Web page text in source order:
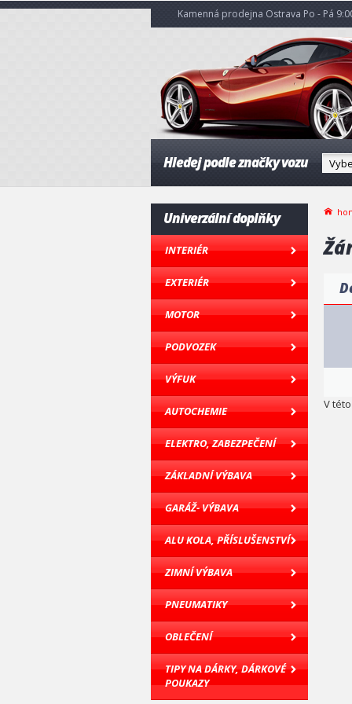
Kamenná prodejna Ostrava Po - Pá
Hledej podle značky vozu
Univerzální doplňky
INTERIÉR
EXTERIÉR
MOTOR
PODVOZEK
VÝFUK
AUTOCHEMIE
ELEKTRO, ZABEZPEČENÍ
ZÁKLADNÍ VÝBAVA
GARÁŽ- VÝBAVA
ALU KOLA, PŘÍSLUŠENSTVÍ
ZIMNÍ VÝBAVA
PNEUMATIKY
OBLEČENÍ
TIPY NA DÁRKY, DÁRKOVÉ
POUKAZY
V